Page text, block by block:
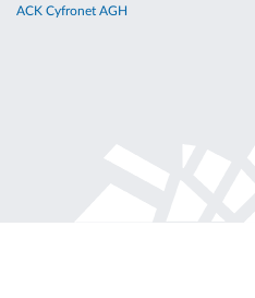
ACK Cyfronet AGH